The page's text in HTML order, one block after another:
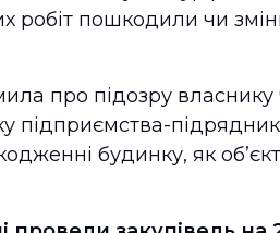
робіт пошкодили чи
про підозру власнику
підприємства-
будинку, як